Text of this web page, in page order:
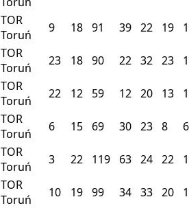
TOR
Toruń
9 18 91 39 22 19
TOR
Toruń
23 18 90 22 32 23
TOR
Toruń
22 12 59 12 20 13
TOR
Toruń
6 15 69 30 23 8 6
TOR
Toruń
3 22 119 63 24 22
TOR
Toruń
10 19 99 34 33 20